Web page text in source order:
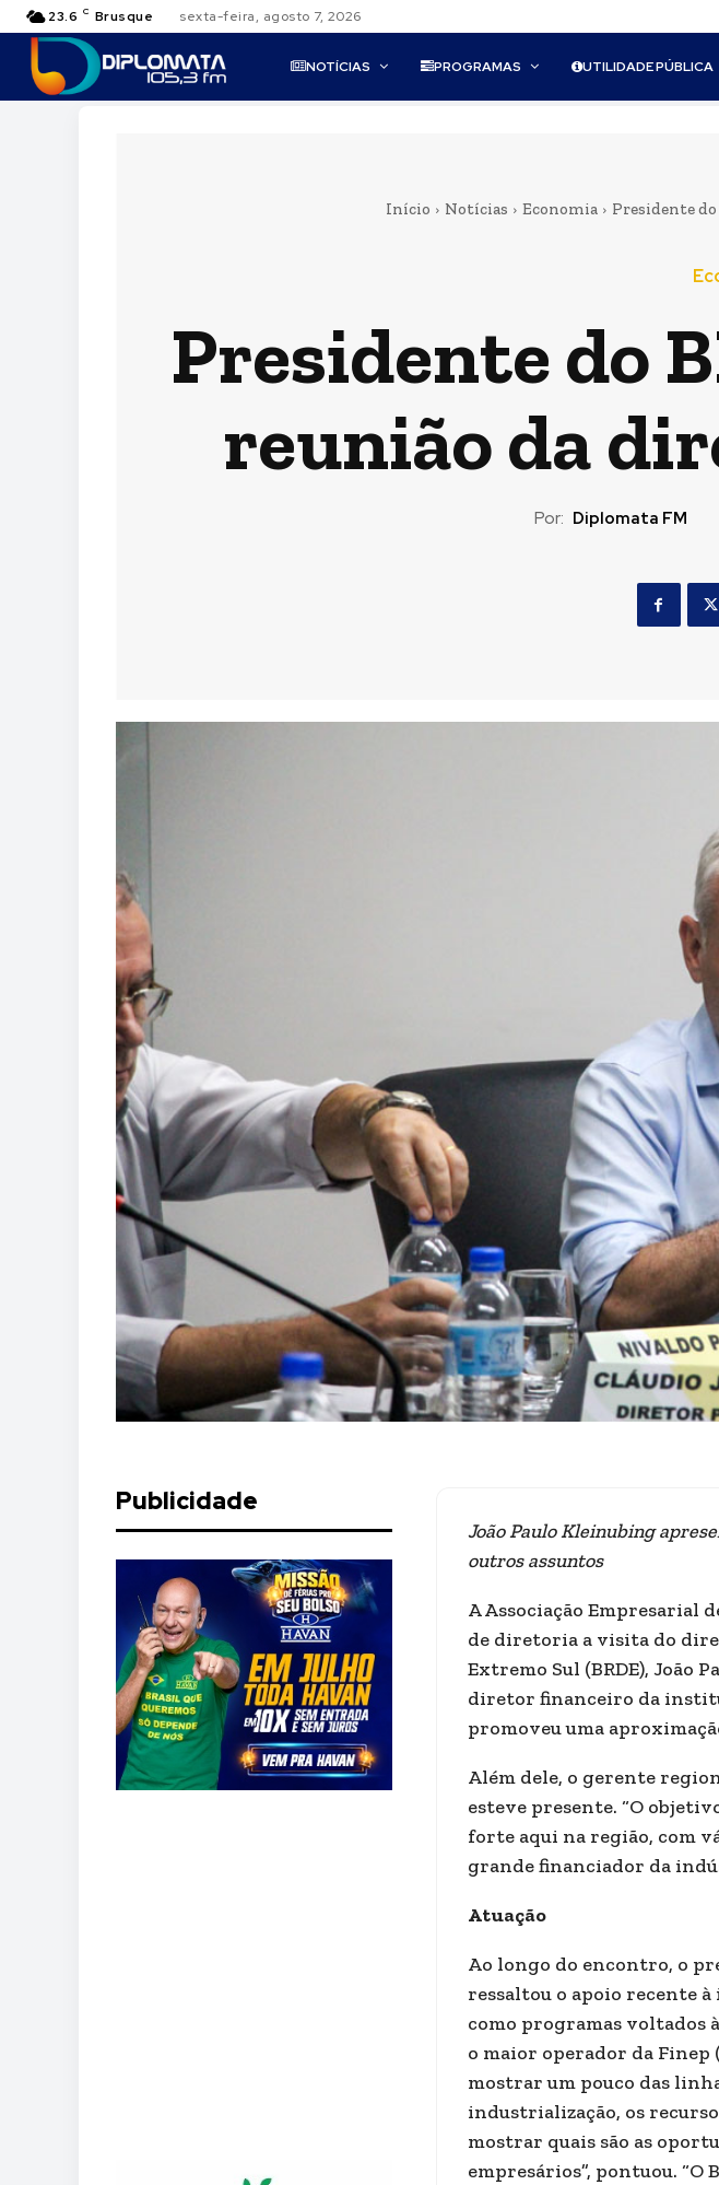
23.6 C Brusque sexta-feira, agosto 7, 2026
NOTÍCIAS PROGRAMAS UTILIDADE PÚBLICA
Início Notícias Economia Presidente
Presidente do
reunião da
Por: Diplomata FM
Publicidade
João Paulo Kleinubing
outros assuntos
A Associação Empresarial
de diretoria a visita do
Extremo Sul (BRDE), João
diretor financeiro da
promoveu uma
Além dele, o gerente
esteve presente. “O
forte aqui na região, com
grande financiador da
Atuação
Ao longo do encontro, o
ressaltou o apoio recente
como programas voltados
o maior operador da Finep
mostrar um pouco das
industrialização, os
mostrar quais são as
empresários”, pontuou. “O